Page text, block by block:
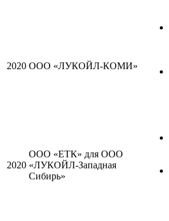
2020 ООО «ЛУКОЙЛ-КОМИ»
2020
ООО «ЕТК» для ООО
«ЛУКОЙЛ-Западная
Сибирь»